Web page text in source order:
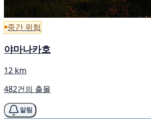
중간 위험
야마나카호
12 km
482건의 출몰
알림